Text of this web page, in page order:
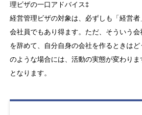
理ビザの一口アドバイス‡
経営管理ビザの対象は、必ずしも「経営者
会社員でもあり得ます。ただ、そういう
を辞めて、自分自身の会社を作るときは
のような場合には、活動の実態が変わり
となります。